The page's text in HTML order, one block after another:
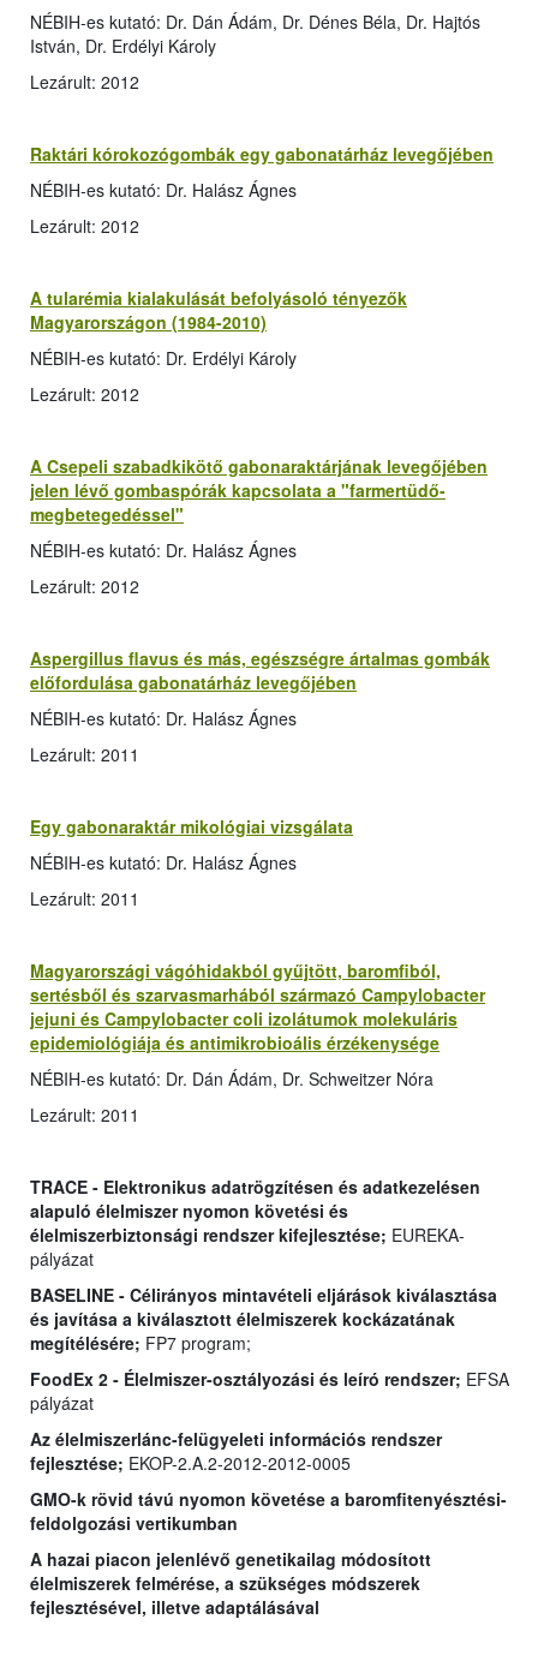
NÉBIH-es kutató: Dr. Dán Ádám, Dr. Dénes Béla, Dr. Hajtós
István, Dr. Erdélyi Károly
Lezárult: 2012
Raktári kórokozógombák egy gabonatárház levegőjében
NÉBIH-es kutató: Dr. Halász Ágnes
Lezárult: 2012
A tularémia kialakulását befolyásoló tényezők
Magyarországon (1984-2010)
NÉBIH-es kutató: Dr. Erdélyi Károly
Lezárult: 2012
A Csepeli szabadkikötő gabonaraktárjának levegőjében
jelen lévő gombaspórák kapcsolata a "farmertüdő-
megbetegedéssel"
NÉBIH-es kutató: Dr. Halász Ágnes
Lezárult: 2012
Aspergillus flavus és más, egészségre ártalmas gombák
előfordulása gabonatárház levegőjében
NÉBIH-es kutató: Dr. Halász Ágnes
Lezárult: 2011
Egy gabonaraktár mikológiai vizsgálata
NÉBIH-es kutató: Dr. Halász Ágnes
Lezárult: 2011
Magyarországi vágóhidakból gyűjtött, baromfiból,
sertésből és szarvasmarhából származó Campylobacter
jejuni és Campylobacter coli izolátumok molekuláris
epidemiológiája és antimikrobioális érzékenysége
NÉBIH-es kutató: Dr. Dán Ádám, Dr. Schweitzer Nóra
Lezárult: 2011
TRACE - Elektronikus adatrögzítésen és adatkezelésen
alapuló élelmiszer nyomon követési és
élelmiszerbiztonsági rendszer kifejlesztése; EUREKA-
pályázat
BASELINE - Célirányos mintavételi eljárások kiválasztása
és javítása a kiválasztott élelmiszerek kockázatának
megítélésére; FP7 program;
FoodEx 2 - Élelmiszer-osztályozási és leíró rendszer; EFSA
pályázat
Az élelmiszerlánc-felügyeleti információs rendszer
fejlesztése; EKOP-2.A.2-2012-2012-0005
GMO-k rövid távú nyomon követése a baromfitenyésztési-
feldolgozási vertikumban
A hazai piacon jelenlévő genetikailag módosított
élelmiszerek felmérése, a szükséges módszerek
fejlesztésével, illetve adaptálásával